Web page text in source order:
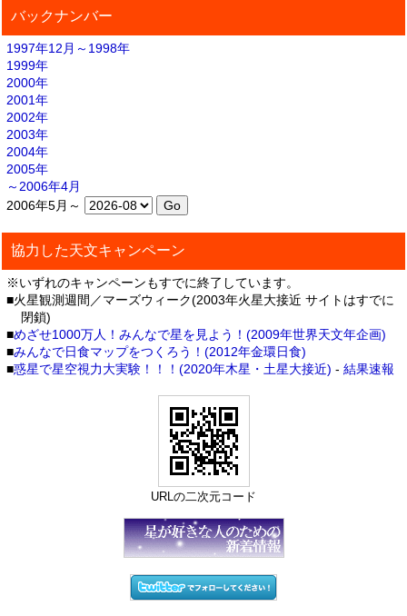
バックナンバー
1997年12月～1998年
1999年
2000年
2001年
2002年
2003年
2004年
2005年
～2006年4月
2006年5月～
協力した天文キャンペーン
※いずれのキャンペーンもすでに終了しています。
■火星観測週間／マーズウィーク(2003年火星大接近 サイトはすでに
閉鎖)
■めざせ1000万人！みんなで星を見よう！(2009年世界天文年企画)
■みんなで日食マップをつくろう！(2012年金環日食)
■惑星で星空視力大実験！！！(2020年木星・土星大接近) - 結果速報
URLの二次元コード